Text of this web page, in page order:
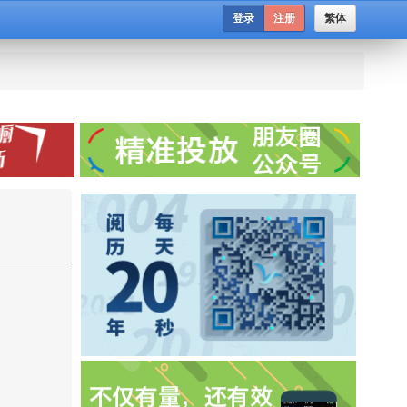
繁体
登录 注册